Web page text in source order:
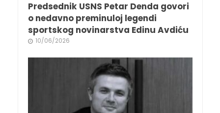
Predsednik USNS Petar Denda govori
o nedavno preminuloj legendi
sportskog novinarstva Edinu Avdiću
10/06/2026